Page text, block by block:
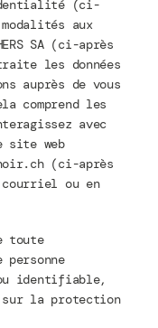
(ci-
aux
SA (ci-après
traite les données
auprès de vous
comprend les
avec
site web
(ci-après
ou en
toute
identifiable,
sur la protection